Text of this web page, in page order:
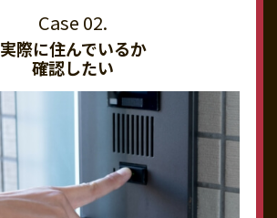
実際に住んでいるか
確認したい